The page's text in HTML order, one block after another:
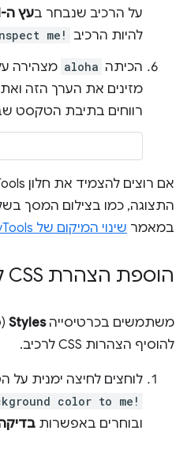
על הרכיב שנבחר בעץ ה-DOM
להיות הרכיב
me!
הכיתה aloha מצהירה
מזינים את הערך הזה
רווחים בתיבת הטקסט
התצוגה, כמו בצילום המסך
במאמר שינוי המיקום של DevTools
הוספת הצהרת CSS לרכיב
משתמשים בכרטיסייהStyles
להוסיף הצהרות CSS לרכיב.
לוחצים לחיצה ימנית על
color to me!
ובוחרים באפשרות